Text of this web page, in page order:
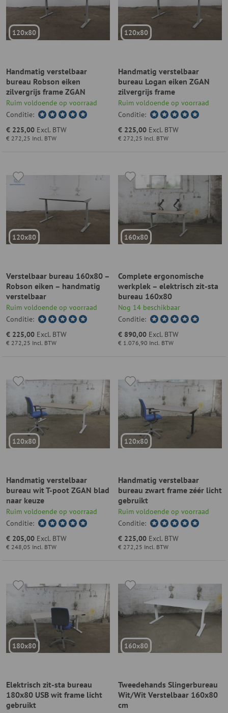
120x80
Handmatig verstelbaar
bureau Robson eiken
zilvergrijs frame ZGAN
Ruim voldoende op voorraad
Conditie:
€ 272,25 Incl. BTW
€ 225,00 Excl. BTW
120x80
Handmatig verstelbaar
bureau Logan eiken ZGAN
zilvergrijs frame
Ruim voldoende op voorraad
Conditie:
€ 272,25 Incl. BTW
€ 225,00 Excl. BTW
120x80
Verstelbaar bureau 160x80 –
Robson eiken – handmatig
verstelbaar
Ruim voldoende op voorraad
Conditie:
€ 272,25 Incl. BTW
€ 225,00 Excl. BTW
160x80
Complete ergonomische
werkplek – elektrisch zit-sta
bureau 160x80
Nog 14 beschikbaar
Conditie:
€ 1.076,90 Incl. BTW
€ 890,00 Excl. BTW
120x80
Handmatig verstelbaar
bureau wit T-poot ZGAN blad
naar keuze
Ruim voldoende op voorraad
Conditie:
€ 248,05 Incl. BTW
€ 205,00 Excl. BTW
120x80
Handmatig verstelbaar
bureau zwart frame zéér licht
gebruikt
Ruim voldoende op voorraad
Conditie:
€ 272,25 Incl. BTW
€ 225,00 Excl. BTW
180x80
Elektrisch zit-sta bureau
180x80 USB wit frame licht
gebruikt
160x80
Tweedehands Slingerbureau
Wit/Wit Verstelbaar 160x80
cm